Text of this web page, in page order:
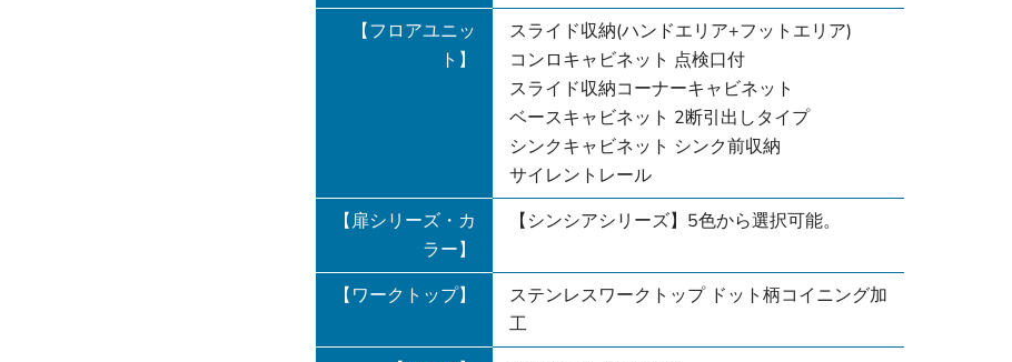
【フロアユニッ
ト】
スライド収納(ハンドエリア+フットエリア)
コンロキャビネット 点検口付
スライド収納コーナーキャビネット
ベースキャビネット 2断引出しタイプ
シンクキャビネット シンク前収納
サイレントレール
【扉シリーズ・カ
ラー】
【シンシアシリーズ】5色から選択可能。
【ワークトップ】
ステンレスワークトップ ドット柄コイニング加
工